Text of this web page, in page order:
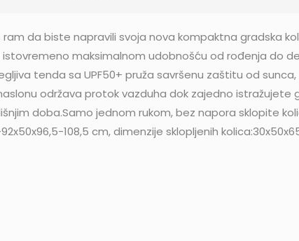
da biste napravili svoja nova kompaktna gradska
maksimalnom udobnošću od rođenja do
tenda sa UPF50+ pruža savršenu zaštitu od
održava protok vazduha dok zajedno istražujete
doba.Samo jednom rukom, bez napora sklopite
108,5 cm, dimenzije sklopljenih